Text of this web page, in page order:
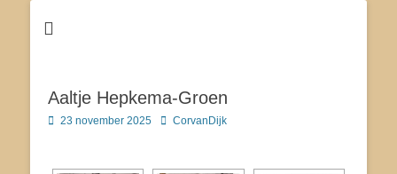
Aaltje Hepkema-Groen
Geplaatst
23 november 2025 Author
CorvanDijk